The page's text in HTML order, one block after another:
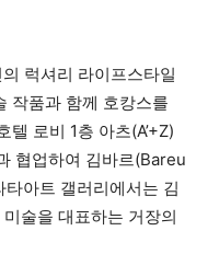
럭셔리 라이프스타일
작품과 함께 호캉스를
로비 1층 아츠(A’+Z)
협업하여 김바르(Bareu
아트 갤러리에서는 김
술을 대표하는 거장의